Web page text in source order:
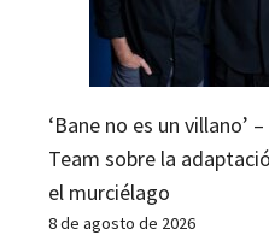
‘Bane no es un villano’
Team sobre la
el murciélago
8 de agosto de 2026